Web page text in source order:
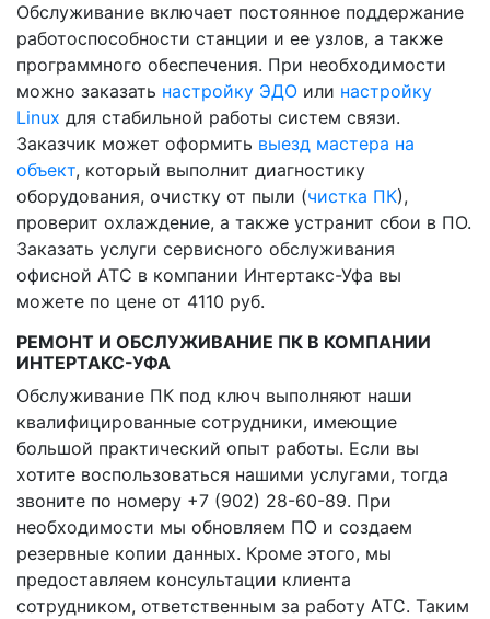
Обслуживание включает постоянное поддержание
работоспособности станции и ее узлов, а также
программного обеспечения. При необходимости
можно заказать настройку ЭДО или настройку
Linux для стабильной работы систем связи.
Заказчик может оформить выезд мастера на
объект, который выполнит диагностику
оборудования, очистку от пыли (чистка ПК),
проверит охлаждение, а также устранит сбои в ПО.
Заказать услуги сервисного обслуживания
офисной АТС в компании Интертакс-Уфа вы
можете по цене от 4110 руб.
РЕМОНТ И ОБСЛУЖИВАНИЕ ПК В КОМПАНИИ
ИНТЕРТАКС-УФА
Обслуживание ПК под ключ выполняют наши
квалифицированные сотрудники, имеющие
большой практический опыт работы. Если вы
хотите воспользоваться нашими услугами, тогда
звоните по номеру +7 (902) 28-60-89. При
необходимости мы обновляем ПО и создаем
резервные копии данных. Кроме этого, мы
предоставляем консультации клиента
сотрудником, ответственным за работу АТС. Таким